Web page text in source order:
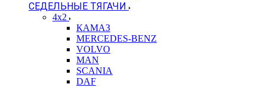
СЕДЕЛЬНЫЕ ТЯГАЧИ
4x2
КАМАЗ
MERCEDES-BENZ
VOLVO
MAN
SCANIA
DAF